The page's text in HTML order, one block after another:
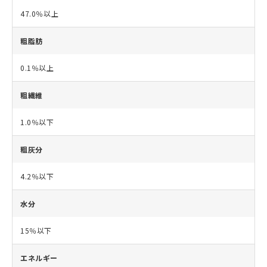
47.0％以上
粗脂肪
0.1％以上
粗繊維
1.0％以下
粗灰分
4.2％以下
水分
15％以下
エネルギー